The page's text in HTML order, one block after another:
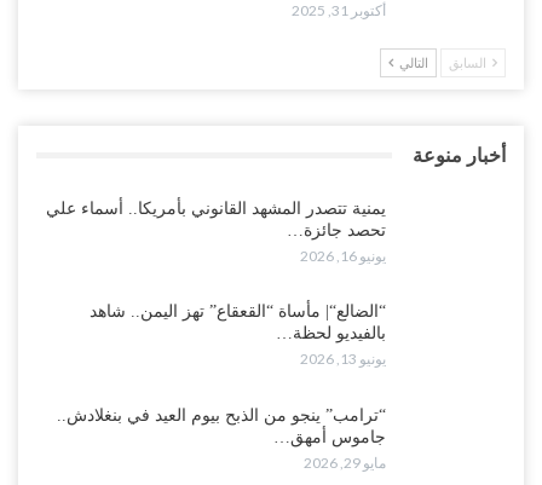
أكتوبر 31, 2025
السابق التالي
أخبار منوعة
يمنية تتصدر المشهد القانوني بأمريكا.. أسماء علي
تحصد جائزة…
يونيو 16, 2026
“الضالع“| مأساة “القعقاع” تهز اليمن.. شاهد
بالفيديو لحظة…
يونيو 13, 2026
“ترامب” ينجو من الذبح بيوم العيد في بنغلادش..
جاموس أمهق…
مايو 29, 2026